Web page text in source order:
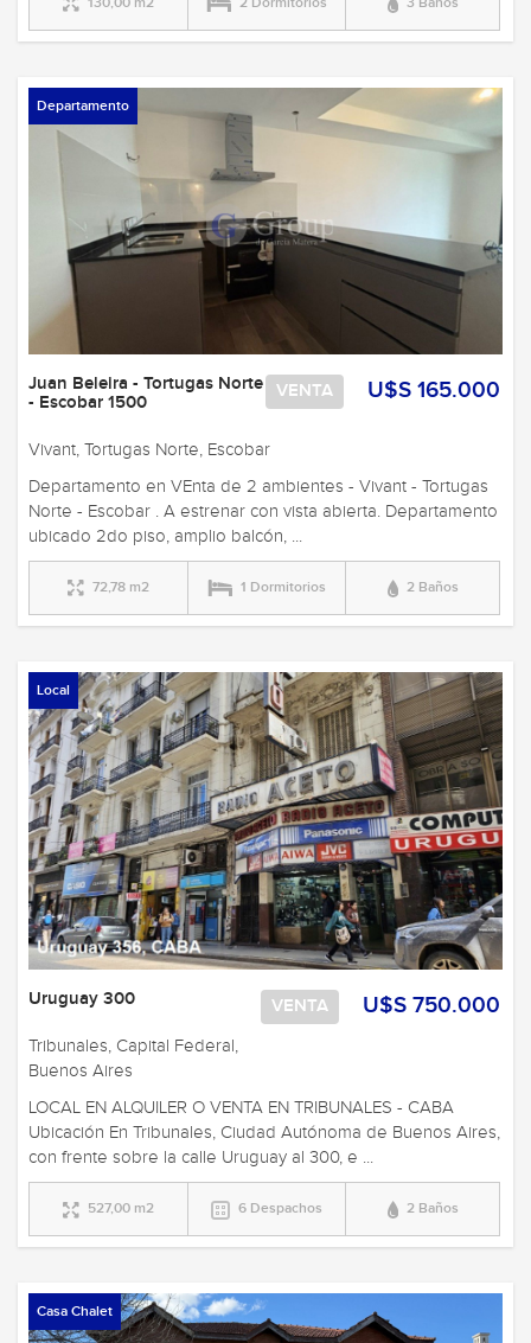
Departamento
U$S 165.000
VENTA
Juan Beleira - Tortugas Norte
- Escobar 1500
Vivant, Tortugas Norte, Escobar
Departamento en VEnta de 2 ambientes - Vivant - Tortugas
Norte - Escobar . A estrenar con vista abierta. Departamento
ubicado 2do piso, amplio balcón, ...
72,78 m2 1 Dormitorios 2 Baños
Local
U$S 750.000
VENTA
Uruguay 300
Tribunales, Capital Federal,
Buenos Aires
LOCAL EN ALQUILER O VENTA EN TRIBUNALES - CABA
Ubicación En Tribunales, Ciudad Autónoma de Buenos Aires,
con frente sobre la calle Uruguay al 300, e ...
527,00 m2 6 Despachos 2 Baños
Casa Chalet